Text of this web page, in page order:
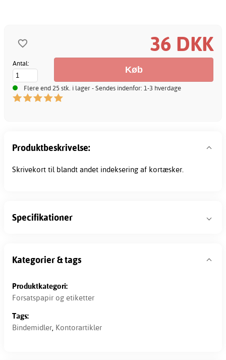
36 DKK
Antal:
Flere end 25 stk. i lager - Sendes indenfor: 1-3 hverdage
Produktbeskrivelse:
Skrivekort til blandt andet indeksering af kortæsker.
Specifikationer
Kategorier & tags
Produktkategori:
Forsatspapir og etiketter
Tags:
Bindemidler, Kontorartikler